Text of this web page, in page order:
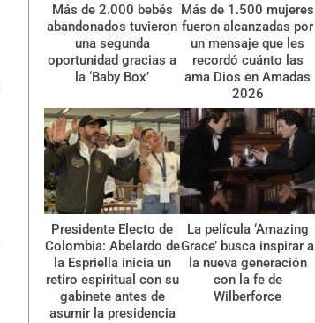
Más de 2.000 bebés
abandonados tuvieron
una segunda
oportunidad gracias a
la ‘Baby Box’
Más de 1.500 mujeres
fueron alcanzadas por
un mensaje que les
recordó cuánto las
ama Dios en Amadas
2026
Presidente Electo de
Colombia: Abelardo de
la Espriella inicia un
retiro espiritual con su
gabinete antes de
asumir la presidencia
La película ‘Amazing
Grace’ busca inspirar a
la nueva generación
con la fe de
Wilberforce